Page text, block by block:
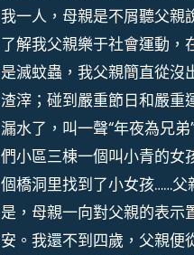
我一人，母親是不屑聽父親
了解我父親樂于社會運動，
是滅蚊蟲，我父親簡直從沒
渣滓；碰到嚴重節日和嚴重
漏水了，叫一聲“年夜為兄
們小區三棟一個叫小青的女
個橋洞里找到了小女孩……
是，母親一向對父親的表示
安。我還不到四歲，父親便